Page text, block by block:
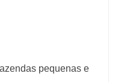
pequenas e